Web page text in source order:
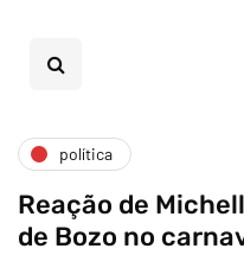
política
Reação de
de Bozo no